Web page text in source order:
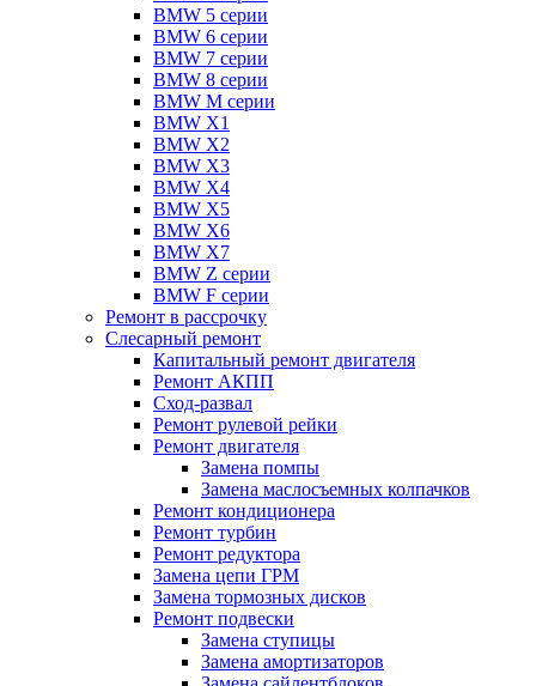
BMW 5 серии
BMW 6 серии
BMW 7 серии
BMW 8 серии
BMW M серии
BMW X1
BMW X2
BMW X3
BMW X4
BMW X5
BMW X6
BMW X7
BMW Z серии
BMW F серии
Ремонт в рассрочку
Слесарный ремонт
Капитальный ремонт двигателя
Ремонт АКПП
Сход-развал
Ремонт рулевой рейки
Ремонт двигателя
Замена помпы
Замена маслосъемных колпачков
Ремонт кондиционера
Ремонт турбин
Ремонт редуктора
Замена цепи ГРМ
Замена тормозных дисков
Ремонт подвески
Замена ступицы
Замена амортизаторов